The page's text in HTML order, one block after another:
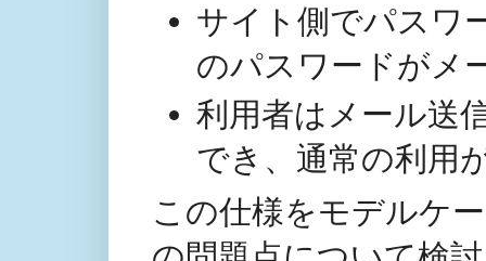
サイト側でパスワ
のパスワードがメ
利用者はメール送
でき、通常の利用
この仕様をモデルケ